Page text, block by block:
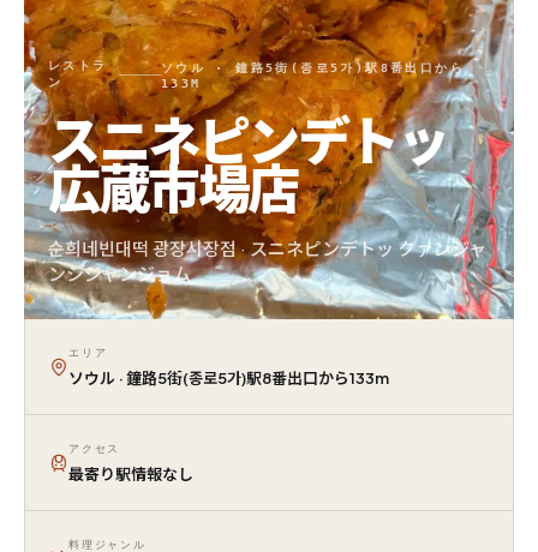
レストラ
ン
ソウル · 鐘路5街(종로5가)駅8番出口から
133M
スニネピンデトッ
広蔵市場店
순희네빈대떡 광장시장점 · スニネピンデトッ クァンジャ
ンシジャンジョム
エリア
ソウル · 鐘路5街(종로5가)駅8番出口から133m
アクセス
最寄り駅情報なし
料理ジャンル